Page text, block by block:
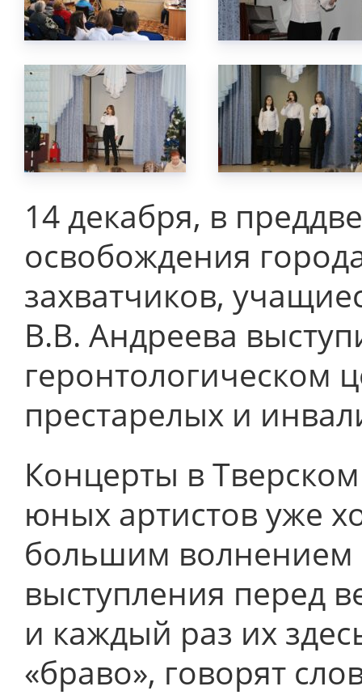
14 декабря, в
освобождения
захватчиков,
В.В. Андреева
геронтологическом
престарелых и
Концерты в
юных артистов уже
большим волнением
выступления перед
и каждый раз их
«браво», говорят